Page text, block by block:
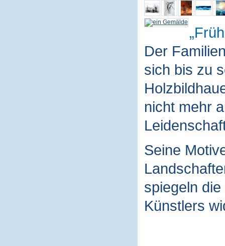
Der
sich bis zu
nicht mehr
Seine
spiegeln
Künstlers